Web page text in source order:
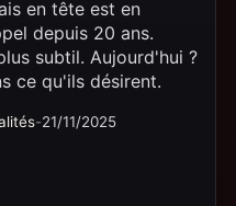
en tête est en
depuis 20 ans.
subtil. Aujourd'hui ?
ce qu'ils désirent.
-21/11/2025